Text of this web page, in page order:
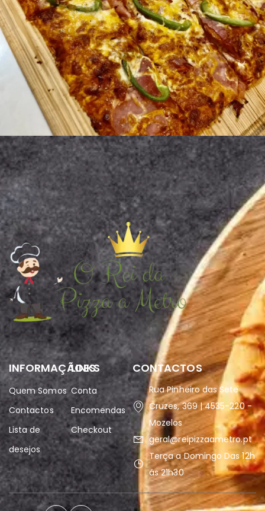
INFORMAÇÃOES
Quem Somos
Contactos
Lista de
desejos
LINKS
Conta
Encomendas
Checkout
CONTACTOS
Rua Pinheiro das Sete
Cruzes, 369 | 4535-220 -
Mozelos
geral@reipizzaametro.pt
Terça a Domingo Das 12h
ás 21h30